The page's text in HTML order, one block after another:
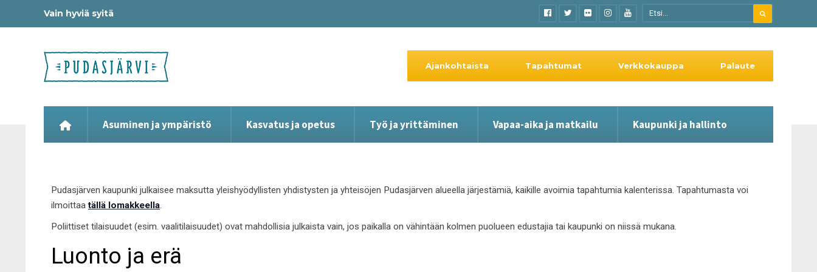
Vain hyviä syitä
Asuminen ja ympäristö Kasvatus ja opetus Työ ja yrittäminen Vapaa-aika ja matkailu Kaupunki ja hallinto
Ajankohtaista Tapahtumat Verkkokauppa Palaute
Pudasjärven kaupunki julkaisee maksutta yleishyödyllisten yhdistysten ja yhteisöjen Pudasjärven alueella järjestämiä, kaikille avoimia tapahtumia kalenterissa. Tapahtumasta voi
ilmoittaatällä lomakkeella.
Poliittiset tilaisuudet (esim. vaalitilaisuudet) ovat mahdollisia julkaista vain, jos paikalla on vähintään kolmen puolueen edustajia tai kaupunki on niissä mukana.
Luonto ja erä